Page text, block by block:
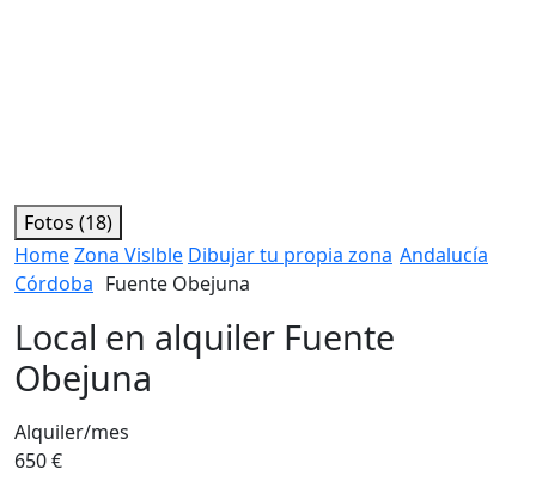
Fotos (18)
HomeZona Vislble Dibujar tu propia zona Andalucía
Córdoba Fuente Obejuna
Local en alquiler Fuente
Obejuna
Alquiler/mes
650 €